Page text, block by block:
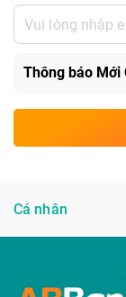
Cá nhân